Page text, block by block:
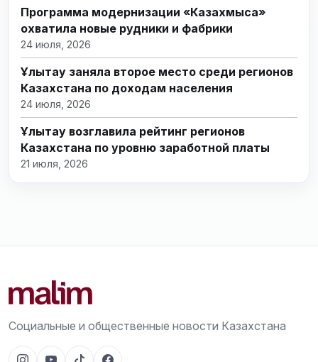
Программа модернизации «Казахмыса»
охватила новые рудники и фабрики
24 июля, 2026
Ұлытау заняла второе место среди регионов
Казахстана по доходам населения
24 июля, 2026
Ұлытау возглавила рейтинг регионов
Казахстана по уровню заработной платы
21 июля, 2026
Социальные и общественные новости Казахстана